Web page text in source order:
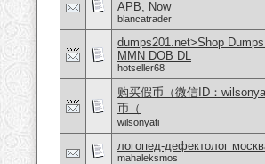
APB, Now
blancatrader
dumps201.net>Shop
MMN DOB DL
hotseller68
购买假币（微信ID：
币（
wilsonyati
логопед-дефектолог
mahaleksmos